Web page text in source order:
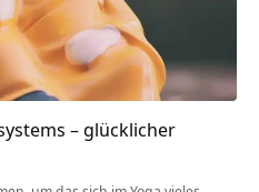
– glücklicher